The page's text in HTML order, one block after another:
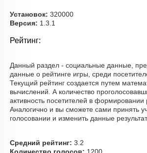
Установок: 320000
Версия: 1.3.1
Рейтинг:
Данный раздел - социальные данные,
данные о рейтинге игры, среди
Текущий рейтинг создается путем
вычислений. А количество
активность посетителей в формировании
Аналогично и вы сможете сами принять
голосовании и изменить данные
Средний рейтинг: 3.2